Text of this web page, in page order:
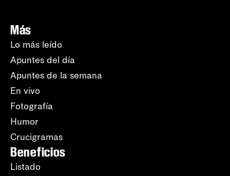
Más
Lo más leído
Apuntes del día
Apuntes de la semana
En vivo
Fotografía
Humor
Crucigramas
Beneficios
Listado